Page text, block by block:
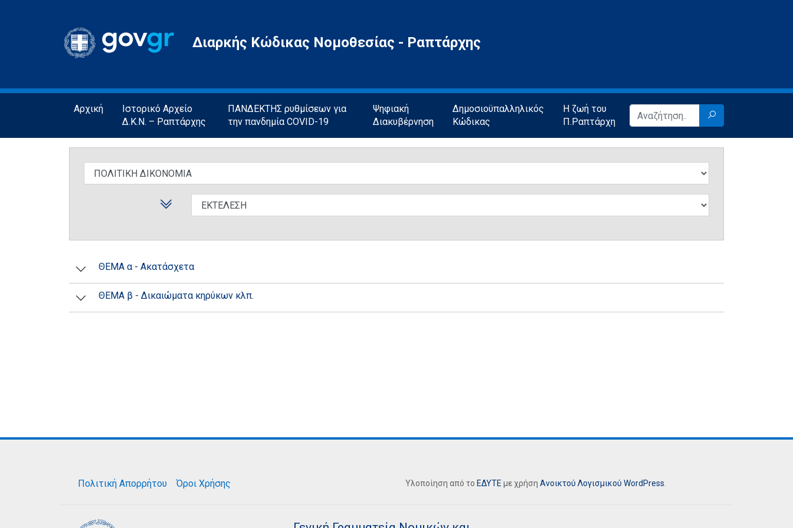
Gov.gr
Διαρκής Κώδικας Νομοθεσίας - Ραπτάρχης
Αρχική
Ιστορικό Αρχείο
Δ.Κ.Ν. – Ραπτάρχης
ΠΑΝΔΕΚΤΗΣ ρυθμίσεων για
την πανδημία COVID-19
Ψηφιακή
Διακυβέρνηση
Δημοσιοϋπαλληλικός
Κώδικας
Η ζωή του
Π.Ραπτάρχη
ΘΕΜΑ α - Ακατάσχετα
ΘEMA β - Δικαιώματα κηρύκων κλπ.
Πολιτική Απορρήτου Όροι Χρήσης Υλοποίηση από το ΕΔΥΤΕ με χρήση Ανοικτού Λογισμικού WordPress